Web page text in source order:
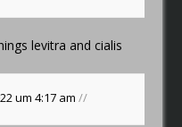
levitra and cialis
um 4:17 am//